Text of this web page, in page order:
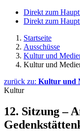
Direkt zum
Direkt zum
Startseite
Ausschüsse
Kultur und
Kultur und
zurück zu: Kultur und
Kultur
12. Sitzung –